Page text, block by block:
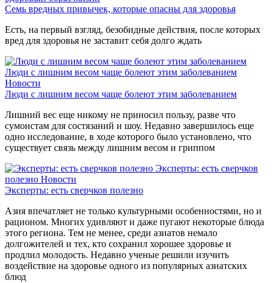
Семь вредных привычек, которые опасны для здоровья
Есть, на первый взгляд, безобидные действия, после которых
вред для здоровья не заставит себя долго ждать
Люди с лишним весом чаще болеют этим заболеванием
Новости
Люди с лишним весом чаще болеют этим заболеванием
Лишний вес еще никому не приносил пользу, разве что
сумоистам для состязаний и шоу. Недавно завершилось еще
одно исследование, в ходе которого было установлено, что
существует связь между лишним весом и гриппом
Эксперты: есть сверчков
полезно Новости
Эксперты: есть сверчков полезно
Азия впечатляет не только культурными особенностями, но и
рационом. Многих удивляют и даже пугают некоторые блюда
этого региона. Тем не менее, среди азиатов немало
долгожителей и тех, кто сохранил хорошее здоровье и
продлил молодость. Недавно ученые решили изучить
воздействие на здоровье одного из популярных азиатских
блюд